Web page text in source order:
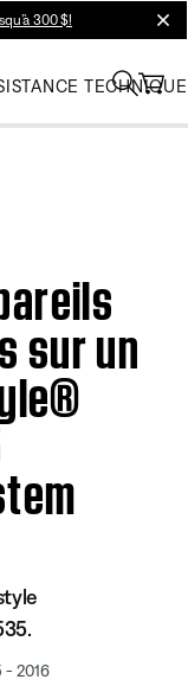
300 $!
TECHNIQUE
sur un
- 2016